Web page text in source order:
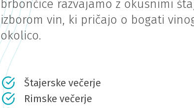
brbončice razvajamo z okusnimi
izborom vin, ki pričajo o bogati
okolico.
Štajerske večerje
Rimske večerje